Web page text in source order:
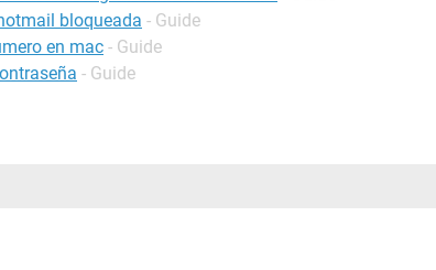
bloqueada - Guide
en mac - Guide
- Guide